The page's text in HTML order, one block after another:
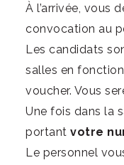
À l’arrivée, vous
convocation au
Les candidats
salles en
voucher. Vous
Une fois dans la
portant votre
Le personnel